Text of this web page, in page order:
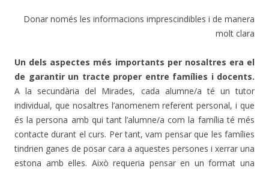
Donar només les informacions imprescindibles i de manera
molt clara
Un dels aspectes més importants per nosaltres era el
de garantir un tracte proper entre famílies i docents.
A la secundària del Mirades, cada alumne/a té un tutor
individual, que nosaltres l’anomenem referent personal, i que
és la persona amb qui tant l’alumne/a com la família té més
contacte durant el curs. Per tant, vam pensar que les famílies
tindrien ganes de posar cara a aquestes persones i xerrar una
estona amb elles. Això requeria pensar en un format una